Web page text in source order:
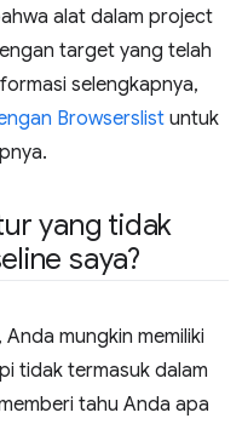
alat dalam project
target yang telah
selengkapnya,
Browserslist untuk
yang tidak
saya?
mungkin memiliki
tidak termasuk dalam
tahu Anda apa